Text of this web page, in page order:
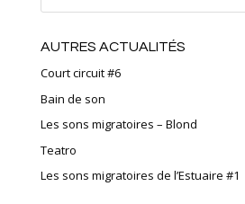
AUTRES ACTUALITÉS
Court circuit #6
Bain de son
Les sons migratoires – Blond
Teatro
Les sons migratoires de l’Estuaire #1